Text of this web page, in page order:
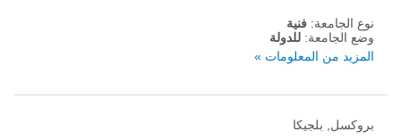
نوع الجامعة: فنية
وضع الجامعة: للدولة
المزيد من المعلومات »
بروكسل, بلجيكا